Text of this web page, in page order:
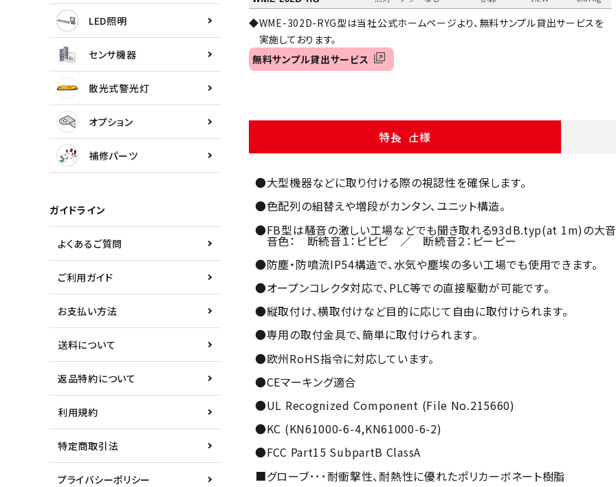
散光式警光灯
オプション
補修パーツ
製品選定の仕方
ガイドライン
LED照明
センサ機器
散光式警光灯
オプション
補修パーツ
ガイドライン
よくあるご質問
ご利用ガイド
お支払い方法
送料について
返品特約について
利用規約
特定商取引法
プライバシーポリシー
◆WME-302D-RYG型は当社公式ホームページより、無料サンプル貸出サービスを
実施しております。
無料サンプル貸出サービス
特長・仕様
●大型機器などに取り付ける際の視認性を確保します。
●色配列の組替えや増段がカンタン、ユニット構造。
●FB型は騒音の激しい工場などでも聞き取れる93dB.typ(at 1m)の大音
音色： 断続音１：ピピピ ／ 断続音２：ピーピー
●防塵・防噴流IP54構造で、水気や塵埃の多い工場でも使用できます。
●オープンコレクタ対応で、PLC等での直接駆動が可能です。
●縦取付け、横取付けなど目的に応じて自由に取付けられます。
●専用の取付金具で、簡単に取付けられます。
●欧州RoHS指令に対応しています。
●CEマーキング適合
●UL Recognized Component (File No.215660)
●KC (KN61000-6-4,KN61000-6-2)
●FCC Part15 SubpartB ClassA
■グローブ･･･耐衝撃性、耐熱性に優れたポリカーボネート樹脂